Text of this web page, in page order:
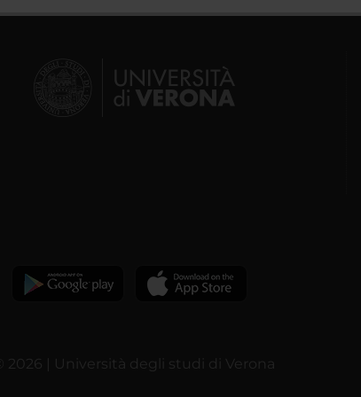
© 2026 | Università degli studi di Verona